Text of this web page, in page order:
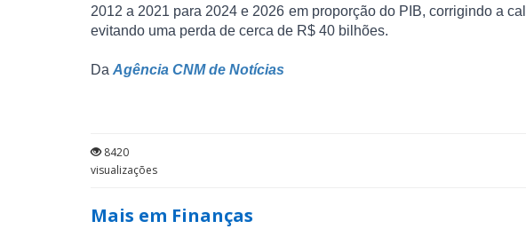
2012 a 2021 para 2024 e 2026 em proporção do PIB, corrigindo a
evitando uma perda de cerca de R$ 40 bilhões.
Da Agência CNM de Notícias
8420
visualizações
Mais em Finanças